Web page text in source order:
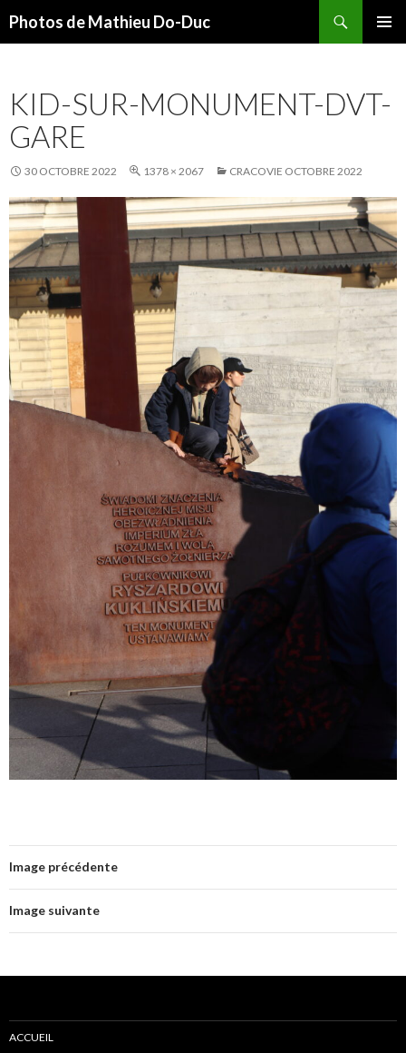
Photos de Mathieu Do-Duc
KID-SUR-MONUMENT-DVT-
GARE
30 OCTOBRE 2022 1378 × 2067 CRACOVIE OCTOBRE 2022
Image précédente
Image suivante
ACCUEIL